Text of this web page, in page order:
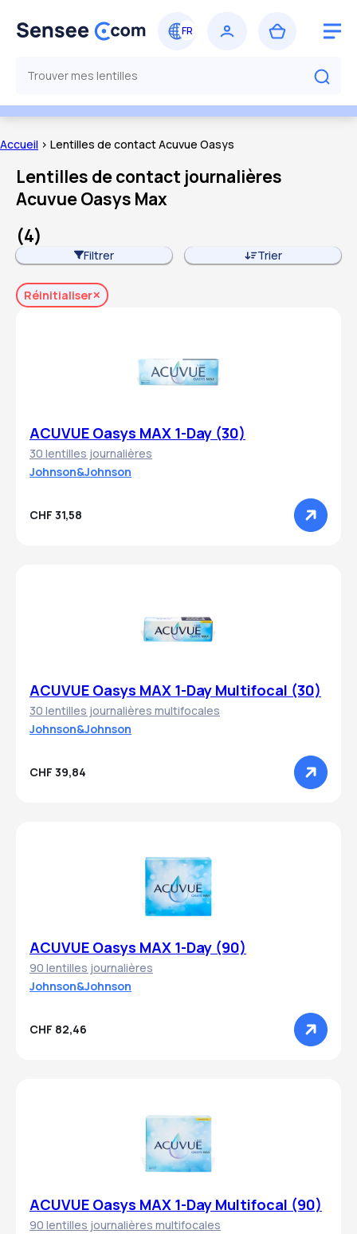
Accueil > Lentilles de contact Acuvue Oasys
Lentilles de contact journalières
Acuvue Oasys Max
(4)
Filtrer Trier
Réinitialiser
ACUVUE Oasys MAX 1-Day (30)
30 lentilles journalières
Johnson&Johnson
CHF 31,58
ACUVUE Oasys MAX 1-Day Multifocal (30)
30 lentilles journalières multifocales
Johnson&Johnson
CHF 39,84
ACUVUE Oasys MAX 1-Day (90)
90 lentilles journalières
Johnson&Johnson
CHF 82,46
ACUVUE Oasys MAX 1-Day Multifocal (90)
90 lentilles journalières multifocales